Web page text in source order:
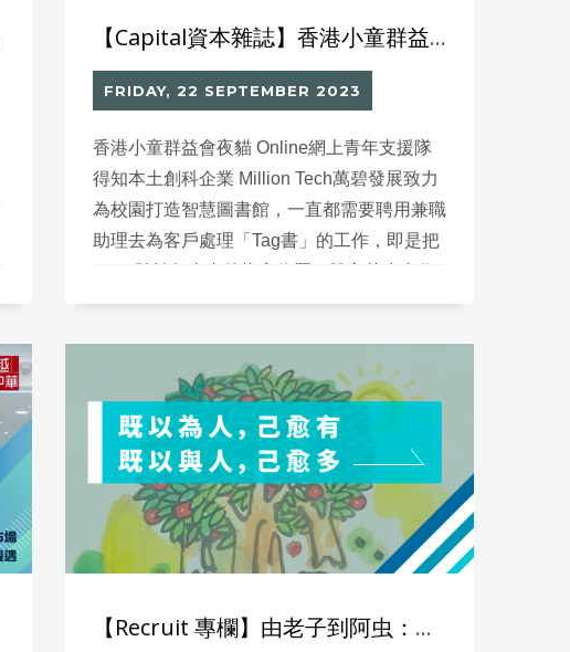
【Capital資本雜誌】香港小童群益會夜貓Online 聯同 本地創科Million Tech 推展「智能圖書館項目助理」計劃
FRIDAY, 22 SEPTEMBER 2023
香港小童群益會夜貓 Online網上青年支援隊
得知本土創科企業 Million Tech萬碧發展致力
為校園打造智慧圖書館，一直都需要聘用兼職
助理去為客戶處理「Tag書」的工作，即是把
的念頭，同共推出「智能圖書館項目助理」計
【Recruit 專欄】由老子到阿虫：我的經營信念